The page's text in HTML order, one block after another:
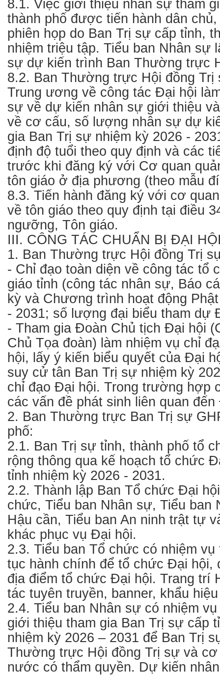
8.1. Việc giới thiệu nhân sự tham
thành phố được tiến hành dân
phiên họp do Ban Trị sự cấp tỉnh,
nhiệm triệu tập. Tiểu ban Nhân sự
sự dự kiến trình Ban Thường trực
8.2. Ban Thường trực Hội đồng Trị
Trung ương về công tác Đại hội
sự về dự kiến nhân sự giới thiệu
về cơ cấu, số lượng nhân sự dự
gia Ban Trị sự nhiệm kỳ 2026 -
định độ tuổi theo quy định và các
trước khi đăng ký với Cơ quan
tôn giáo ở địa phương (theo mẫu
8.3. Tiến hành đăng ký với cơ
về tôn giáo theo quy định tại điều
ngưỡng, Tôn giáo.
III. CÔNG TÁC CHUẨN BỊ ĐẠI
1. Ban Thường trực Hội đồng Trị
- Chỉ đạo toàn diện về công tác tổ
giáo tỉnh (công tác nhân sự, Báo
kỳ và Chương trình hoạt động
- 2031; số lượng đại biểu tham dự
- Tham gia Đoàn Chủ tịch Đại hội
Chủ Tọa đoàn) làm nhiệm vụ chỉ
hội, lấy ý kiến biểu quyết của Đại
suy cử tân Ban Trị sự nhiệm kỳ
chỉ đạo Đại hội. Trong trường hợp
các vấn đề phát sinh liên quan
2. Ban Thường trực Ban Trị sự
phố:
2.1. Ban Trị sự tỉnh, thành phố tổ
rộng thông qua kế hoạch tổ chức
tỉnh nhiệm kỳ 2026 - 2031.
2.2. Thành lập Ban Tổ chức Đại
chức, Tiểu ban Nhân sự, Tiểu ban
Hậu cần, Tiểu ban An ninh trật tự
khác phục vụ Đại hội.
2.3. Tiểu ban Tổ chức có nhiệm
tục hành chính để tổ chức Đại hội,
địa điểm tổ chức Đại hội. Trang trí
tác tuyên truyền, banner, khẩu
2.4. Tiểu ban Nhân sự có nhiệm
giới thiệu tham gia Ban Trị sự cấp
nhiệm kỳ 2026 – 2031 để Ban Trị
Thường trực Hội đồng Trị sự và cơ
nước có thẩm quyền. Dự kiến